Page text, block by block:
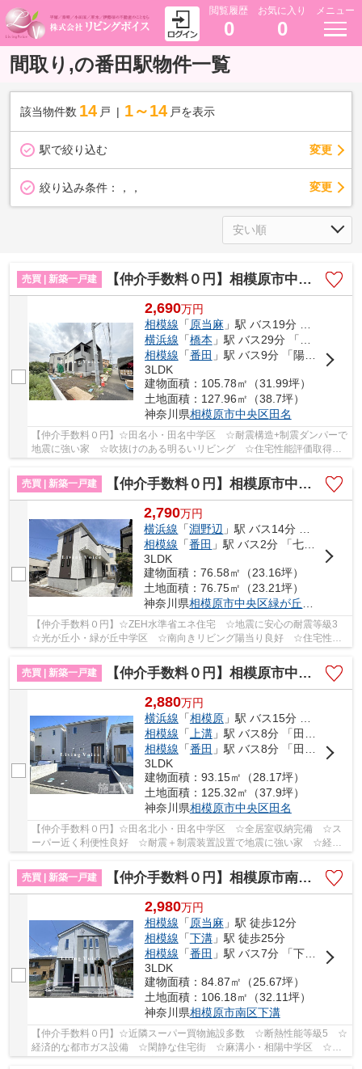
閲覧履歴
0
お気に入り
0
メニュー
間取り,の番田駅物件一覧
該当物件数 14 戸 1～14 戸を表示
駅で絞り込む 変更
絞り込み条件： ，， 変更
売買 | 新築一戸建 【仲介手数料０円】相模原市中央区田名 新築一戸建て 全3棟
2,690万円
相模線 「原当麻」駅 バス19分 「半在家」 停歩3分
横浜線 「橋本 」駅 バス29分 「半在家」 停歩3分
相模線 「番田 」駅 バス9分 「陽原」 停歩3分
3LDK
建物面積：105.78㎡（31.99坪）
土地面積：127.96㎡（38.7坪）
神奈川県相模原市中央区田名
【仲介手数料０円】☆田名小・田名中学区 ☆耐震構造+制震ダンパーで
地震に強い家 ☆吹抜けのある明るいリビング ☆住宅性能評価取得物
売買 | 新築一戸建
【仲介手数料０円】相模原市中央区緑が丘1丁目 新築一戸建て
2,790万円
横浜線 「淵野辺 」駅 バス14分 「上溝団地」 停歩5分
相模線 「番田 」駅 バス2分 「七曲り下」 停歩20分
3LDK
建物面積：76.58㎡（23.16坪）
土地面積：76.75㎡（23.21坪）
神奈川県相模原市中央区緑が丘
【仲介手数料０円】☆ZEH水準省エネ住宅 ☆地震に安心の耐震等級3
☆光が丘小・緑が丘中学区 ☆南向きリビング陽当り良好 ☆住宅性能
売買 | 新築一戸建
【仲介手数料０円】相模原市中央区田名第146 新築一戸建て 全8棟
2,880万円
横浜線 「相模原」駅 バス15分 「四ツ谷」 停歩5分
相模線 「 上溝」駅 バス8分 「田名バスターミナル」 停歩4分
相模線 「番田 」駅 バス8分 「田名バスターミナル」 停歩5分
3LDK
建物面積：93.15㎡（28.17坪）
土地面積：125.32㎡（37.9坪）
神奈川県相模原市中央区田名
【仲介手数料０円】☆田名北小・田名中学区 ☆全居室収納完備 ☆ス
ーパー近く利便性良好 ☆耐震＋制震装置設置で地震に強い家 ☆経済
売買 | 新築一戸建
【仲介手数料０円】相模原市南区下溝11期 新築一戸建て
2,980万円
相模線 「 原当麻」駅 徒歩12分
相模線 「下溝」駅 徒歩25分
相模線 「番田 」駅 バス7分 「下原橋（神奈川県）」 停歩5分
3LDK
建物面積：84.87㎡（25.67坪）
土地面積：106.18㎡（32.11坪）
神奈川県相模原市南区下溝
【仲介手数料０円】☆近隣スーパー買物施設多数 ☆断熱性能等級5 ☆
経済的な都市ガス設備 ☆閑静な住宅街 ☆麻溝小・相陽中学区 ☆制
震装置『マモリー』使用住宅♪ 【相模原市南区の新築...